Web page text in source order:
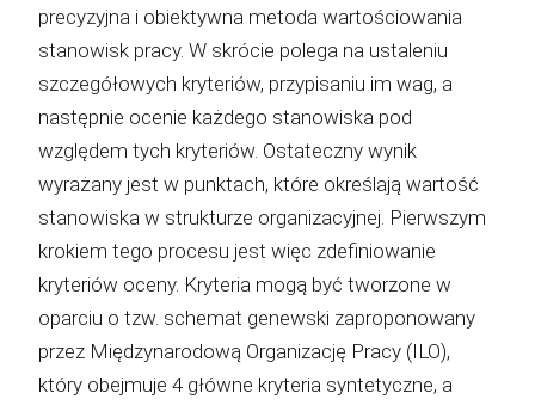
precyzyjna i obiektywna metoda wartościowania
stanowisk pracy. W skrócie polega na ustaleniu
szczegółowych kryteriów, przypisaniu im wag, a
następnie ocenie każdego stanowiska pod
względem tych kryteriów. Ostateczny wynik
wyrażany jest w punktach, które określają wartość
stanowiska w strukturze organizacyjnej. Pierwszym
krokiem tego procesu jest więc zdefiniowanie
kryteriów oceny. Kryteria mogą być tworzone w
oparciu o tzw. schemat genewski zaproponowany
przez Międzynarodową Organizację Pracy (ILO),
który obejmuje 4 główne kryteria syntetyczne, a